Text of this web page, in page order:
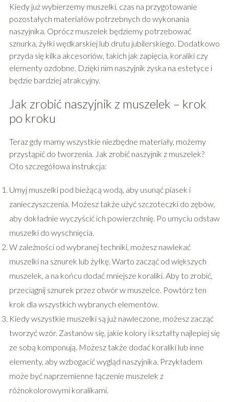
Kiedy już wybierzemy muszelki, czas na przygotowanie
pozostałych materiałów potrzebnych do wykonania
naszyjnika. Oprócz muszelek będziemy potrzebować
sznurka, żyłki wędkarskiej lub drutu jubilerskiego. Dodatkowo
przyda się kilka akcesoriów, takich jak zapięcia, koraliki czy
elementy ozdobne. Dzięki nim naszyjnik zyska na estetyce i
będzie bardziej atrakcyjny.
Jak zrobić naszyjnik z muszelek – krok
po kroku
Teraz gdy mamy wszystkie niezbędne materiały, możemy
przystąpić do tworzenia. Jak zrobić naszyjnik z muszelek?
Oto szczegółowa instrukcja:
Umyj muszelki pod bieżącą wodą, aby usunąć piasek i
zanieczyszczenia. Możesz także użyć szczoteczki do zębów,
aby dokładnie wyczyścić ich powierzchnię. Po umyciu odstaw
muszelki do wyschnięcia.
W zależności od wybranej techniki, możesz nawlekać
muszelki na sznurek lub żyłkę. Warto zacząć od większych
muszelek, a na końcu dodać mniejsze koraliki. Aby to zrobić,
przeciągnij sznurek przez otwór w muszelce. Powtórz ten
krok dla wszystkich wybranych elementów.
Kiedy wszystkie muszelki są już nawleczone, możesz zacząć
tworzyć wzór. Zastanów się, jakie kolory i kształty najlepiej się
ze sobą komponują. Możesz także dodać koraliki lub inne
elementy, aby wzbogacić wygląd naszyjnika. Przykładem
może być naprzemienne łączenie muszelek z
różnokolorowymi koralikami.